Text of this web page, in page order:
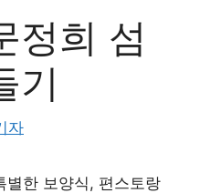
정희 섬
기
자
별한 보양식, 편스토랑